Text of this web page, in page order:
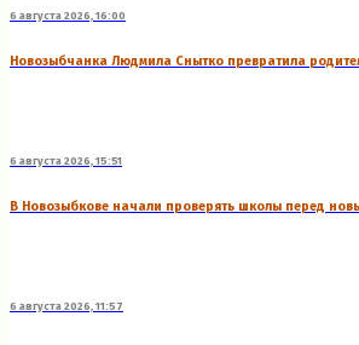
6 августа 2026, 16:00
Новозыбчанка Людмила Снытко превратила
6 августа 2026, 15:51
В Новозыбкове начали проверять школы перед
6 августа 2026, 11:57